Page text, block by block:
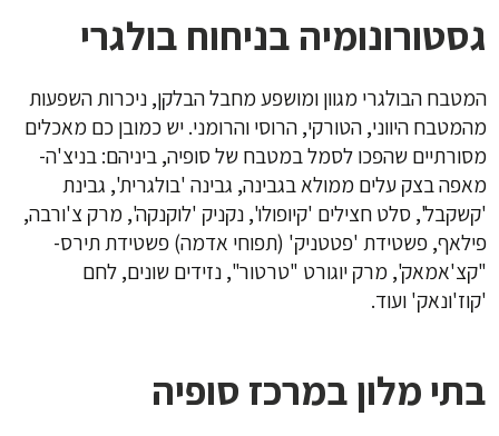
גסטורונומיה בניחוח בולגרי
המטבח הבולגרי מגוון ומושפע מחבל הבלקן, ניכרות השפעות
מהמטבח היווני, הטורקי, הרוסי והרומני. יש כמובן כם מאכלים
מסורתיים שהפכו לסמל במטבח של סופיה, ביניהם: בניצ'ה-
מאפה בצק עלים ממולא בגבינה, גבינה 'בולגרית', גבינת
'קשקבל', סלט חצילים 'קיופולו', נקניק 'לוקנקה', מרק צ'ורבה,
פילאף, פשטידת 'פטטניק' (תפוחי אדמה) פשטידת תירס-
"קצ'אמאק', מרק יוגורט "טרטור", נזידים שונים, לחם
'קוז'ונאק' ועוד.
בתי מלון במרכז סופיה